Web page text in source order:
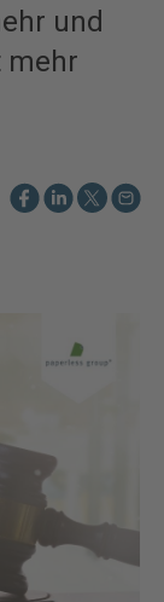
und
mehr